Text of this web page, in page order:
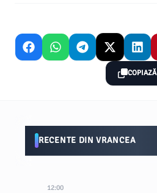
COPIAZĂ
RECENTE DIN VRANCEA
12:00